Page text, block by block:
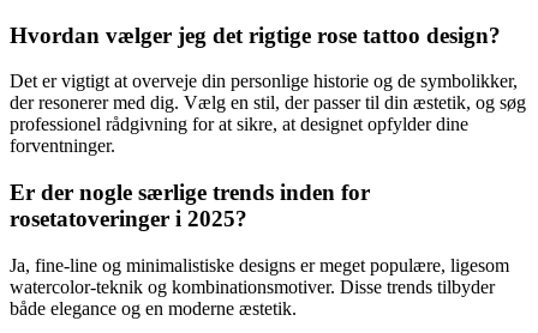
Hvordan vælger jeg det rigtige rose tattoo design?
Det er vigtigt at overveje din personlige historie og de symbolikker,
der resonerer med dig. Vælg en stil, der passer til din æstetik, og søg
professionel rådgivning for at sikre, at designet opfylder dine
forventninger.
Er der nogle særlige trends inden for
rosetatoveringer i 2025?
Ja, fine-line og minimalistiske designs er meget populære, ligesom
watercolor-teknik og kombinationsmotiver. Disse trends tilbyder
både elegance og en moderne æstetik.